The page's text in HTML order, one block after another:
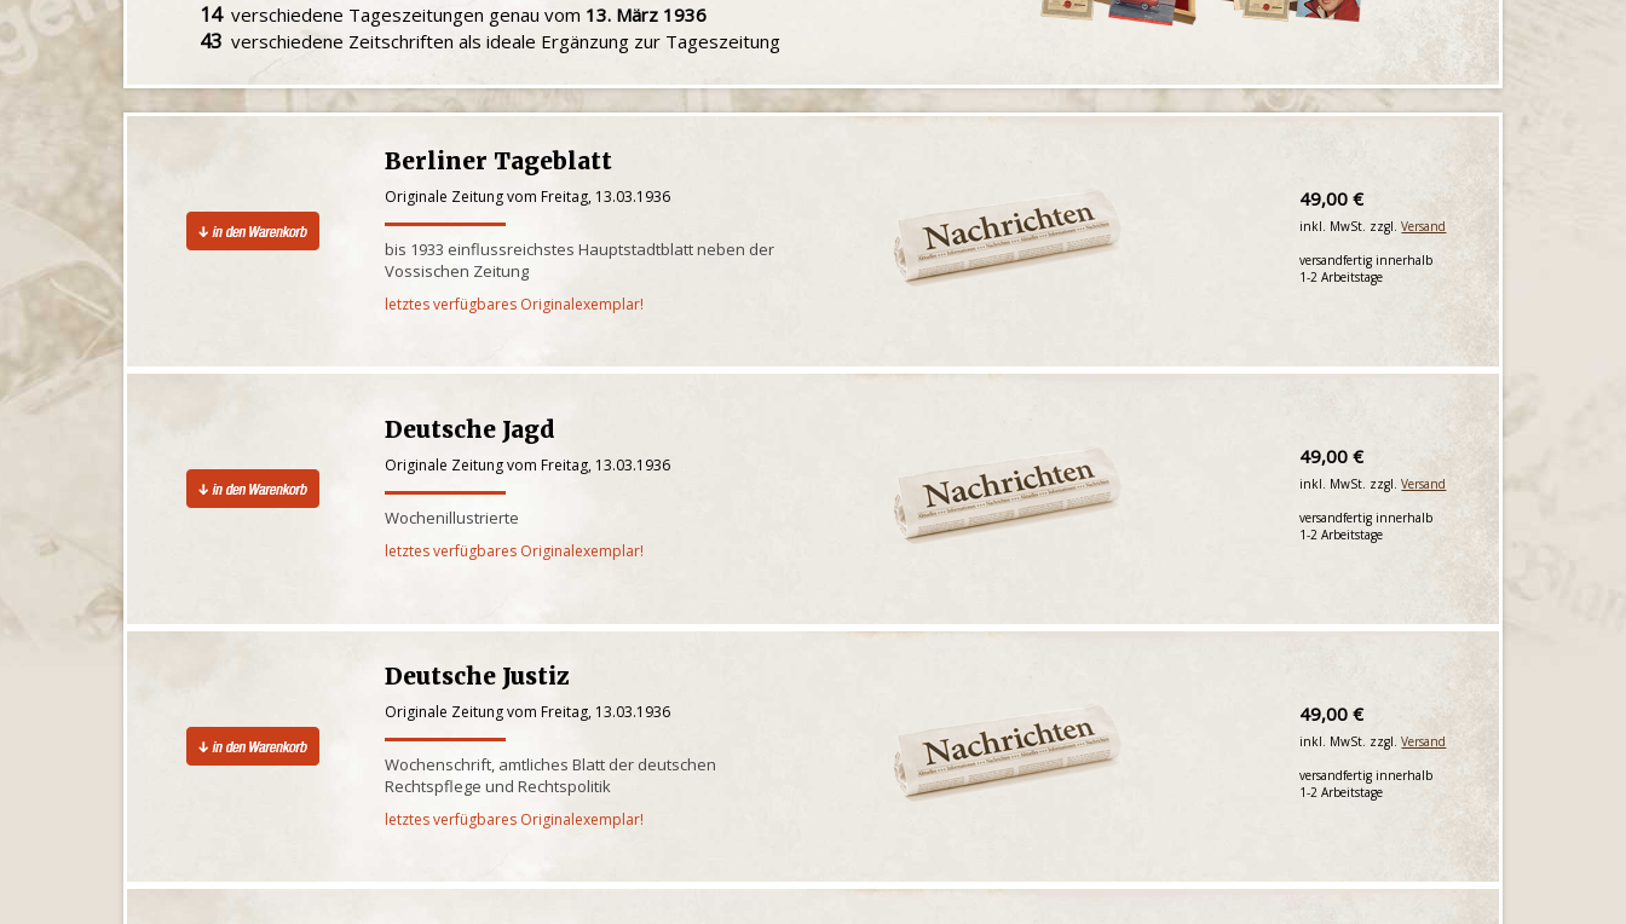
14verschiedene Tageszeitungen genau vom 13. März 1936
43 verschiedene Zeitschriften als ideale Ergänzung zur Tageszeitung
Berliner Tageblatt
Originale Zeitung vom Freitag, 13.03.1936
bis 1933 einflussreichstes Hauptstadtblatt neben der
Vossischen Zeitung
letztes verfügbares Originalexemplar!
49,00 €
inkl. MwSt. zzgl.Versand
versandfertig innerhalb
1-2 Arbeitstage
Deutsche Jagd
Originale Zeitung vom Freitag, 13.03.1936
Wochenillustrierte
letztes verfügbares Originalexemplar!
49,00 €
inkl. MwSt. zzgl.Versand
versandfertig innerhalb
1-2 Arbeitstage
Deutsche Justiz
Originale Zeitung vom Freitag, 13.03.1936
Wochenschrift, amtliches Blatt der deutschen
Rechtspflege und Rechtspolitik
letztes verfügbares Originalexemplar!
49,00 €
inkl. MwSt. zzgl.Versand
versandfertig innerhalb
1-2 Arbeitstage